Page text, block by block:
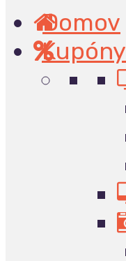
Domov
Kupóny